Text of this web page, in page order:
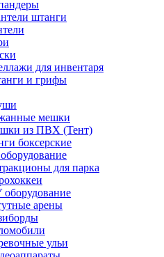
штанги
для инвентаря
и грифы
мешки
из ПВХ (Тент)
боксерские
для парка
оборудование
арены
ульи